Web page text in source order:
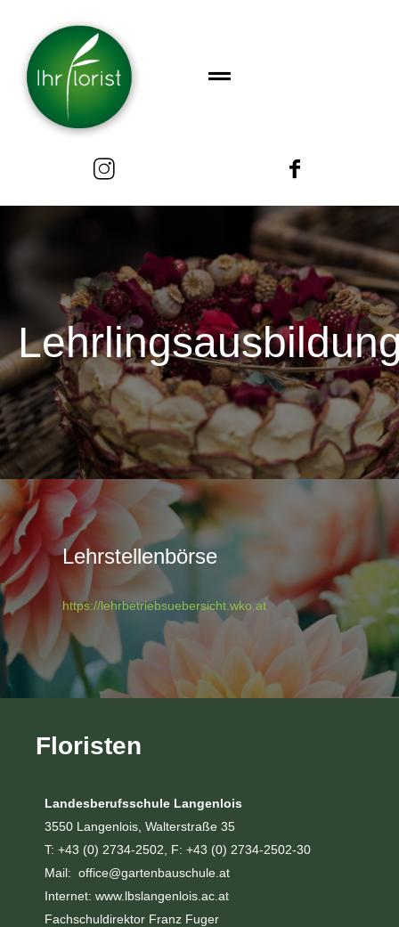
Lehrstellenbörse
https://lehrbetriebsuebersicht.wko.at
Floristen
Landesberufsschule Langenlois
3550 Langenlois, Walterstraße 35
T: +43 (0) 2734-2502, F: +43 (0) 2734-2502-30
Mail: office@gartenbauschule.at
Internet: www.lbslangenlois.ac.at
Fachschuldirektor Franz Fuger